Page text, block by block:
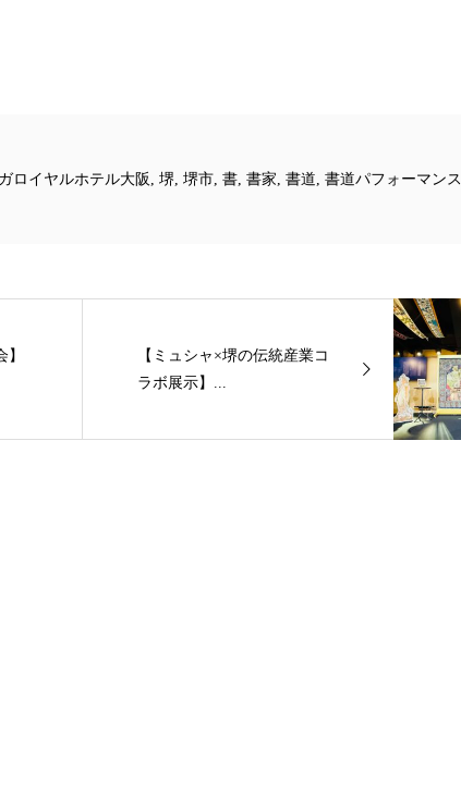
ロイヤルホテル大阪 堺 堺市 書 書家 書道 書道パフォーマンス
【ミュシャ×堺の伝統産業コ
ラボ展示】...